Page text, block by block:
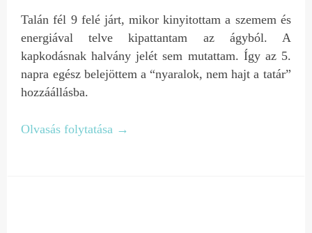
Talán fél 9 felé járt, mikor kinyitottam a szemem és
energiával telve kipattantam az ágyból. A
kapkodásnak halvány jelét sem mutattam. Így az 5.
napra egész belejöttem a “nyaralok, nem hajt a tatár”
hozzáállásba.
Olvasás folytatása →